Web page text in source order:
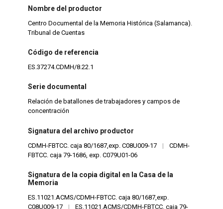
Nombre del productor
Centro Documental de la Memoria Histórica (Salamanca).
Tribunal de Cuentas
Código de referencia
ES.37274.CDMH/8.22.1
Serie documental
Relación de batallones de trabajadores y campos de
concentración
Signatura del archivo productor
CDMH-FBTCC. caja 80/1687,exp. C08U009-17 |
CDMH-
FBTCC. caja 79-1686, exp. C079U01-06
Signatura de la copia digital en la Casa de la
Memoria
ES.11021.ACMS/CDMH-FBTCC. caja 80/1687,exp.
C08U009-17
|
ES.11021.ACMS/CDMH-FBTCC. caja 79-